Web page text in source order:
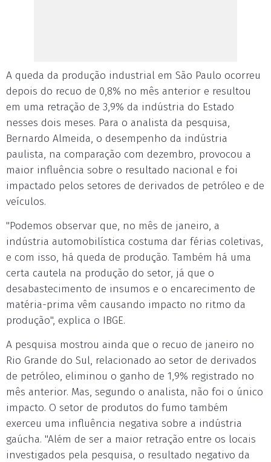
A queda da produção industrial em São Paulo ocorreu
depois do recuo de 0,8% no mês anterior e resultou
em uma retração de 3,9% da indústria do Estado
nesses dois meses. Para o analista da pesquisa,
Bernardo Almeida, o desempenho da indústria
paulista, na comparação com dezembro, provocou a
maior influência sobre o resultado nacional e foi
impactado pelos setores de derivados de petróleo e de
veículos.
"Podemos observar que, no mês de janeiro, a
indústria automobilística costuma dar férias coletivas,
e com isso, há queda de produção. Também há uma
certa cautela na produção do setor, já que o
desabastecimento de insumos e o encarecimento de
matéria-prima vêm causando impacto no ritmo da
produção", explica o IBGE.
A pesquisa mostrou ainda que o recuo de janeiro no
Rio Grande do Sul, relacionado ao setor de derivados
de petróleo, eliminou o ganho de 1,9% registrado no
mês anterior. Mas, segundo o analista, não foi o único
impacto. O setor de produtos do fumo também
exerceu uma influência negativa sobre a indústria
gaúcha. "Além de ser a maior retração entre os locais
investigados pela pesquisa, o resultado negativo da